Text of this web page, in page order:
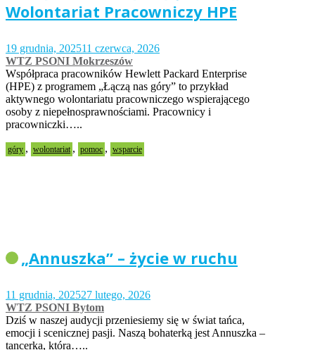
Wolontariat Pracowniczy HPE
19 grudnia, 202511 czerwca, 2026
WTZ PSONI Mokrzeszów
Współpraca pracowników Hewlett Packard Enterprise
(HPE) z programem „Łączą nas góry” to przykład
aktywnego wolontariatu pracowniczego wspierającego
osoby z niepełnosprawnościami. Pracownicy i
pracowniczki…..
góry , wolontariat , pomoc , wsparcie
„Annuszka” – życie w ruchu
11 grudnia, 202527 lutego, 2026
WTZ PSONI Bytom
Dziś w naszej audycji przeniesiemy się w świat tańca,
emocji i scenicznej pasji. Naszą bohaterką jest Annuszka –
tancerka, która…..